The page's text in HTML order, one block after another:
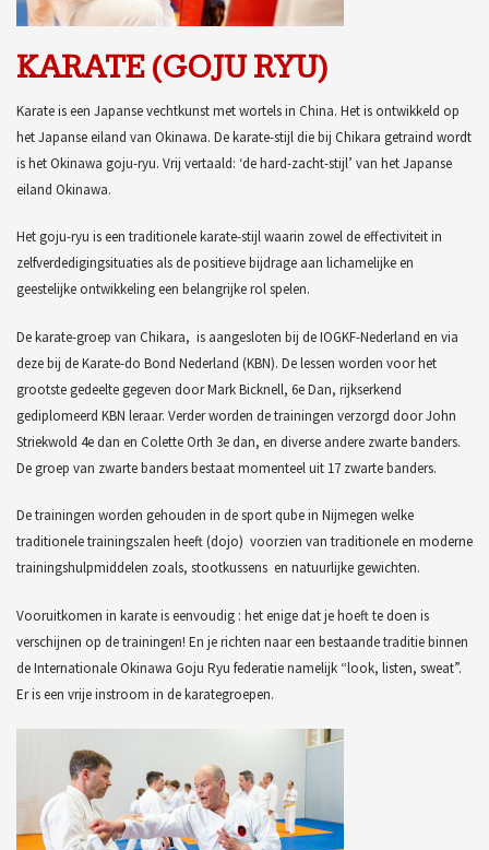
KARATE (GOJU RYU)
Karate is een Japanse vechtkunst met wortels in China. Het is ontwikkeld op
het Japanse eiland van Okinawa. De karate-stijl die bij Chikara getraind wordt
is het Okinawa goju-ryu. Vrij vertaald: ‘de hard-zacht-stijl’ van het Japanse
eiland Okinawa.
Het goju-ryu is een traditionele karate-stijl waarin zowel de effectiviteit in
zelfverdedigingsituaties als de positieve bijdrage aan lichamelijke en
geestelijke ontwikkeling een belangrijke rol spelen.
De karate-groep van Chikara, is aangesloten bij de IOGKF-Nederland en via
deze bij de Karate-do Bond Nederland (KBN). De lessen worden voor het
grootste gedeelte gegeven door Mark Bicknell, 6e Dan, rijkserkend
gediplomeerd KBN leraar. Verder worden de trainingen verzorgd door John
Striekwold 4e dan en Colette Orth 3e dan, en diverse andere zwarte banders.
De groep van zwarte banders bestaat momenteel uit 17 zwarte banders.
De trainingen worden gehouden in de sport qube in Nijmegen welke
traditionele trainingszalen heeft (dojo) voorzien van traditionele en moderne
trainingshulpmiddelen zoals, stootkussens en natuurlijke gewichten.
Vooruitkomen in karate is eenvoudig : het enige dat je hoeft te doen is
verschijnen op de trainingen! En je richten naar een bestaande traditie binnen
de Internationale Okinawa Goju Ryu federatie namelijk “look, listen, sweat”.
Er is een vrije instroom in de karategroepen.